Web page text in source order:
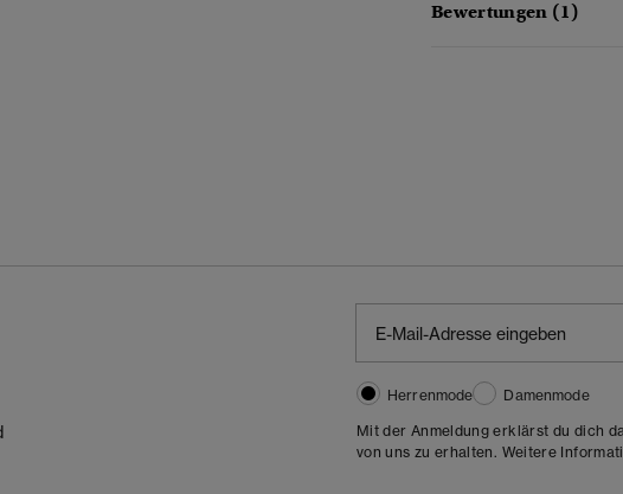
Bewertungen (1)
Herrenmode
Damenmode
Mit der Anmeldung erklärst du dich
von uns zu erhalten. Weitere